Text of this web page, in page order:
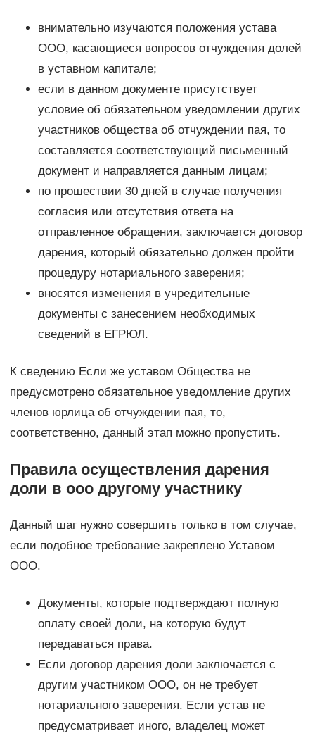
внимательно изучаются положения устава
ООО, касающиеся вопросов отчуждения долей
в уставном капитале;
если в данном документе присутствует
условие об обязательном уведомлении других
участников общества об отчуждении пая, то
составляется соответствующий письменный
документ и направляется данным лицам;
по прошествии 30 дней в случае получения
согласия или отсутствия ответа на
отправленное обращения, заключается договор
дарения, который обязательно должен пройти
процедуру нотариального заверения;
вносятся изменения в учредительные
документы с занесением необходимых
сведений в ЕГРЮЛ.
К сведению Если же уставом Общества не
предусмотрено обязательное уведомление других
членов юрлица об отчуждении пая, то,
соответственно, данный этап можно пропустить.
Правила осуществления дарения
доли в ооо другому участнику
Данный шаг нужно совершить только в том случае,
если подобное требование закреплено Уставом
ООО.
Документы, которые подтверждают полную
оплату своей доли, на которую будут
передаваться права.
Если договор дарения доли заключается с
другим участником ООО, он не требует
нотариального заверения. Если устав не
предусматривает иного, владелец может